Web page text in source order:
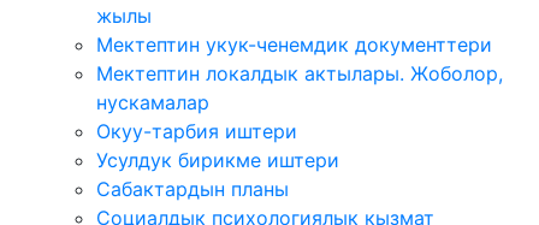
жылы
Мектептин укук-ченемдик документтери
Мектептин локалдык актылары. Жоболор,
нускамалар
Окуу-тарбия иштери
Усулдук бирикме иштери
Сабактардын планы
Социалдык психологиялык кызмат